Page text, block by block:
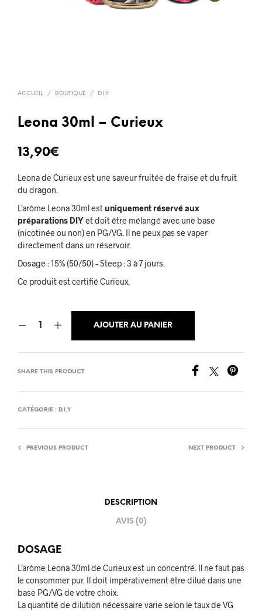
ACCUEIL / BOUTIQUE / D.I.Y
Leona 30ml – Curieux
13,90€
Leona de Curieux est une saveur fruitée de fraise et du fruit
du dragon.
L’arôme Leona 30ml est uniquement réservé aux
préparations DIYet doit être mélangé avec une base
(nicotinée ou non) en PG/VG. Il ne peux pas se vaper
directement dans un réservoir.
Dosage : 15% (50/50) – Steep : 3 à 7 jours.
Ce produit est certifié Curieux.
AJOUTER AU PANIER
SHARE THIS PRODUCT
CATÉGORIE : D.I.Y
PREVIOUS PRODUCT NEXT PRODUCT
DESCRIPTION
AVIS (0)
DOSAGE
L’arôme Leona 30ml de Curieux est un concentré. Il ne faut pas
le consommer pur. Il doit impérativement être dilué dans une
base PG/VG de votre choix.
La quantité de dilution nécessaire varie selon le taux de VG